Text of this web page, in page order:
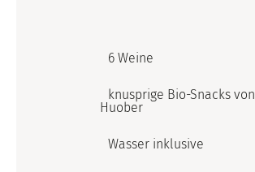
6 Weine
knusprige Bio-Snacks von
Huober
Wasser inklusive